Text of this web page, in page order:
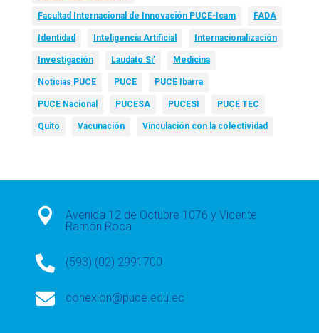
Facultad Internacional de Innovación PUCE-Icam FADA
Identidad Inteligencia Artificial Internacionalización
Investigación Laudato Si’ Medicina
Noticias PUCE PUCE PUCE Ibarra
PUCE Nacional PUCESA PUCESI PUCE TEC
Quito Vacunación Vinculación con la colectividad

Avenida 12 de Octubre 1076 y Vicente
Ramón Roca
 (593) (02) 2991700
 conexion@puce.edu.ec